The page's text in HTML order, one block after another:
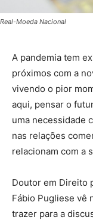
Real-Moeda Nacional
A pandemia tem
próximos com a
vivendo o pior
aqui, pensar o
uma necessidade
nas relações
relacionam com a
Doutor em Direito
Fábio Pugliese vê
trazer para a